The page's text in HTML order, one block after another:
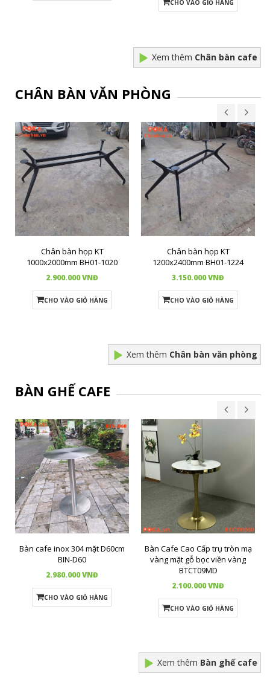
CHO VÀO GIỎ HÀNG
Xem thêm Chân bàn cafe
CHÂN BÀN VĂN PHÒNG
Chân bàn họp KT
1000x2000mm BH01-1020
2.900.000 VNĐ
CHO VÀO GIỎ HÀNG
Chân bàn họp KT
1200x2400mm BH01-1224
3.150.000 VNĐ
CHO VÀO GIỎ HÀNG
Xem thêm Chân bàn văn phòng
BÀN GHẾ CAFE
Bàn cafe inox 304 mặt D60cm
BIN-D60
2.980.000 VNĐ
CHO VÀO GIỎ HÀNG
Bàn Cafe Cao Cấp trụ tròn mạ
vàng mặt gỗ bọc viền vàng
BTCT09MD
2.100.000 VNĐ
CHO VÀO GIỎ HÀNG
Xem thêm Bàn ghế cafe